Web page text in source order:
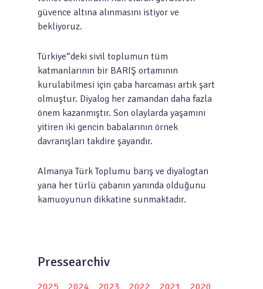
güvence altına alınmasını istiyor ve
bekliyoruz.
Türkiye“deki sivil toplumun tüm
katmanlarının bir BARIŞ ortamının
kurulabilmesi için çaba harcaması artık şart
olmuştur. Diyalog her zamandan daha fazla
önem kazanmıştır. Son olaylarda yaşamını
yitiren iki gencin babalarının örnek
davranışları takdire şayandır.
Almanya Türk Toplumu barış ve diyalogtan
yana her türlü çabanın yanında olduğunu
kamuoyunun dikkatine sunmaktadır.
Pressearchiv
2025 2024 2023 2022 2021
2020